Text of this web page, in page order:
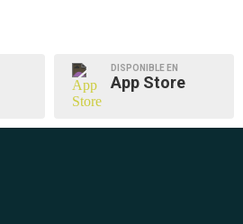
DISPONIBLE EN
App Store